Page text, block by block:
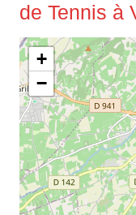
de Tennis à
+
−